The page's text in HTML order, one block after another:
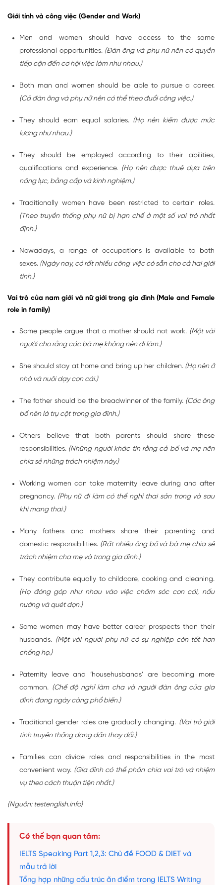
Giới tính và công việc (Gender and Work)
Men and women should have access to the same
professional opportunities. (Đàn ông và phụ nữ nên có quyền
tiếp cận đến cơ hội việc làm như nhau.)
Both man and women should be able to pursue a career.
(Cả đàn ông và phụ nữ nên có thể theo đuổi công việc.)
They should earn equal salaries. (Họ nên kiếm được mức
lương như nhau.)
They should be employed according to their abilities,
qualifications and experience. (Họ nên được thuê dựa trên
năng lực, bằng cấp và kinh nghiệm.)
Traditionally women have been restricted to certain roles.
(Theo truyền thống phụ nữ bị hạn chế ở một số vai trò nhất
định.)
Nowadays, a range of occupations is available to both
sexes. (Ngày nay, có rất nhiều công việc có sẵn cho cả hai giới
tính.)
Vai trò của nam giới và nữ giới trong gia đình (Male and Female
role in family)
Some people argue that a mother should not work. (Một vài
người cho rằng các bà mẹ không nên đi làm.)
She should stay at home and bring up her children.(Họ nên ở
nhà và nuôi dạy con cái.)
The father should be the breadwinner of the family. (Các ông
bố nên là trụ cột trong gia đình.)
Others believe that both parents should share these
responsibilities. (Những người khác tin rằng cả bố và mẹ nên
chia sẻ những trách nhiệm này.)
Working women can take maternity leave during and after
pregnancy. (Phụ nữ đi làm có thể nghỉ thai sản trong và sau
khi mang thai.)
Many fathers and mothers share their parenting and
domestic responsibilities.(Rất nhiều ông bố và bà mẹ chia sẻ
trách nhiệm cha mẹ và trong gia đình.)
They contribute equally to childcare, cooking and cleaning.
(Họ đóng góp như nhau vào việc chăm sóc con cái, nấu
nướng và quét dọn.)
Some women may have better career prospects than their
husbands. (Một vài người phụ nữ có sự nghiệp còn tốt hơn
chồng họ.)
Paternity leave and ‘househusbands’ are becoming more
common. (Chế độ nghỉ làm cha và người đàn ông của gia
đình đang ngày càng phổ biến.)
Traditional gender roles are gradually changing. (Vai trò giới
tính truyền thống đang dần thay đổi.)
Families can divide roles and responsibilities in the most
convenient way. (Gia đình có thể phân chia vai trò và nhiệm
vụ theo cách thuận tiện nhất.)
(Nguồn: testenglish.info)
Có thể bạn quan tâm:
IELTS Speaking Part 1,2,3: Chủ đề FOOD & DIET và
mẫu trả lời
Tổng hợp những cấu trúc ăn điểm trong IELTS Writing